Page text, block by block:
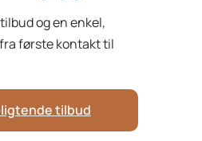
og en enkel,
første kontakt til
tilbud